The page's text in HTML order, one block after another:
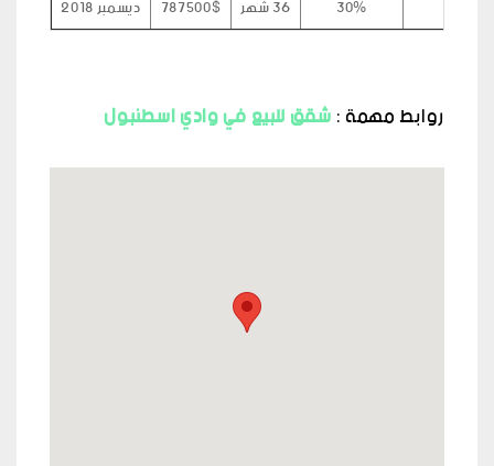
30%
36 شهر 787500$ ديسمبر 2018
روابط مهمة :شقق للبيع في وادي اسطنبول